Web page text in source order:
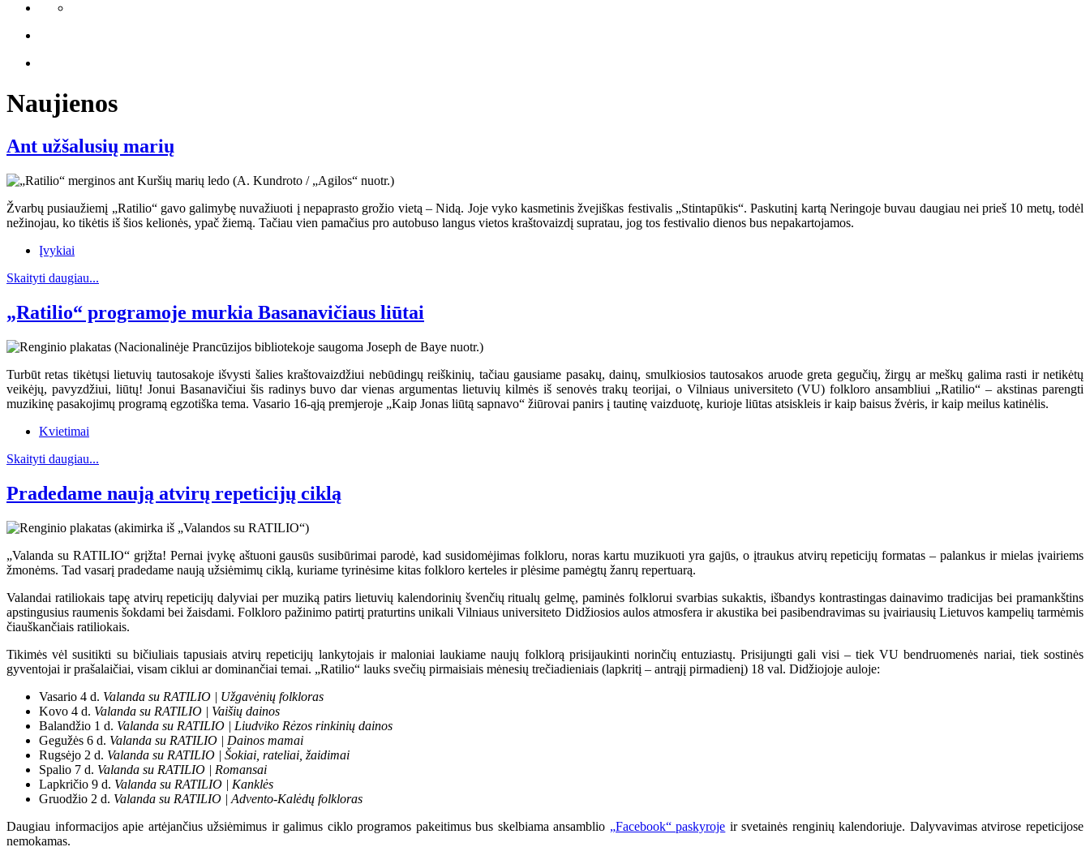
Naujienos
Ant užšalusių marių
Žvarbų pusiaužiemį „Ratilio“ gavo galimybę nuvažiuoti į nepaprasto grožio vietą – Nidą. Joje vyko kasmetinis žvejiškas festivalis „Stintapūkis“. Paskutinį kartą Neringoje buvau daugiau nei prieš 10 metų, todėl
nežinojau, ko tikėtis iš šios kelionės, ypač žiemą. Tačiau vien pamačius pro autobuso langus vietos kraštovaizdį supratau, jog tos festivalio dienos bus nepakartojamos.
Įvykiai
Skaityti daugiau...
„Ratilio“ programoje murkia Basanavičiaus liūtai
Turbūt retas tikėtųsi lietuvių tautosakoje išvysti šalies kraštovaizdžiui nebūdingų reiškinių, tačiau gausiame pasakų, dainų, smulkiosios tautosakos aruode greta gegučių, žirgų ar meškų galima rasti ir netikėtų
veikėjų, pavyzdžiui, liūtų! Jonui Basanavičiui šis radinys buvo dar vienas argumentas lietuvių kilmės iš senovės trakų teorijai, o Vilniaus universiteto (VU) folkloro ansambliui „Ratilio“ – akstinas parengti
muzikinę pasakojimų programą egzotiška tema. Vasario 16-ąją premjeroje „Kaip Jonas liūtą sapnavo“ žiūrovai panirs į tautinę vaizduotę, kurioje liūtas atsiskleis ir kaip baisus žvėris, ir kaip meilus katinėlis.
Kvietimai
Skaityti daugiau...
Pradedame naują atvirų repeticijų ciklą
„Valanda su RATILIO“ grįžta! Pernai įvykę aštuoni gausūs susibūrimai parodė, kad susidomėjimas folkloru, noras kartu muzikuoti yra gajūs, o įtraukus atvirų repeticijų formatas – palankus ir mielas įvairiems
žmonėms. Tad vasarį pradedame naują užsiėmimų ciklą, kuriame tyrinėsime kitas folkloro kerteles ir plėsime pamėgtų žanrų repertuarą.
Valandai ratiliokais tapę atvirų repeticijų dalyviai per muziką patirs lietuvių kalendorinių švenčių ritualų gelmę, paminės folklorui svarbias sukaktis, išbandys kontrastingas dainavimo tradicijas bei pramankštins
apstingusius raumenis šokdami bei žaisdami. Folkloro pažinimo patirtį praturtins unikali Vilniaus universiteto Didžiosios aulos atmosfera ir akustika bei pasibendravimas su įvairiausių Lietuvos kampelių tarmėmis
čiauškančiais ratiliokais.
Tikimės vėl susitikti su bičiuliais tapusiais atvirų repeticijų lankytojais ir maloniai laukiame naujų folklorą prisijaukinti norinčių entuziastų. Prisijungti gali visi – tiek VU bendruomenės nariai, tiek sostinės
gyventojai ir prašalaičiai, visam ciklui ar dominančiai temai. „Ratilio“ lauks svečių pirmaisiais mėnesių trečiadieniais (lapkritį – antrąjį pirmadienį) 18 val. Didžiojoje auloje:
Vasario 4 d. Valanda su RATILIO | Užgavėnių folkloras
Kovo 4 d. Valanda su RATILIO | Vaišių dainos
Balandžio 1 d. Valanda su RATILIO | Liudviko Rėzos rinkinių dainos
Gegužės 6 d. Valanda su RATILIO | Dainos mamai
Rugsėjo 2 d. Valanda su RATILIO | Šokiai, rateliai, žaidimai
Spalio 7 d. Valanda su RATILIO | Romansai
Lapkričio 9 d. Valanda su RATILIO | Kanklės
Gruodžio 2 d. Valanda su RATILIO | Advento-Kalėdų folkloras
Daugiau informacijos apie artėjančius užsiėmimus ir galimus ciklo programos pakeitimus bus skelbiama ansamblio „Facebook“ paskyroje ir svetainės renginių kalendoriuje. Dalyvavimas atvirose repeticijose
nemokamas.